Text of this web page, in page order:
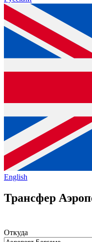
English
Трансфер
Откуда